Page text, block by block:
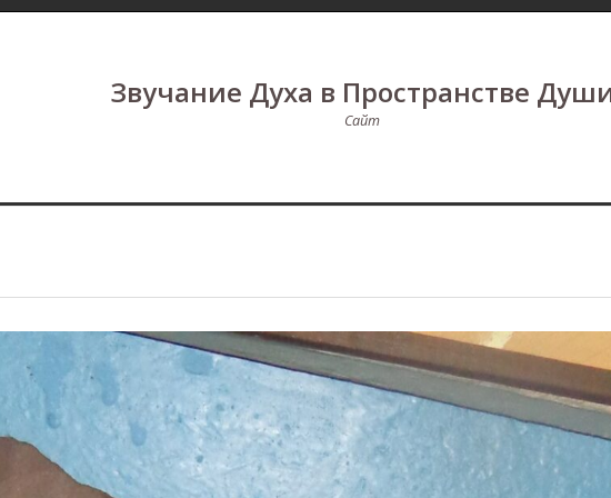
Звучание Духа в Пространстве
Сайт